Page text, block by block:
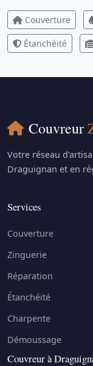
Couverture
Étanchéité
Couvreur
Votre réseau
Draguignan et en
Services
Couverture
Zinguerie
Réparation
Étanchéité
Charpente
Démoussage
Couvreur à